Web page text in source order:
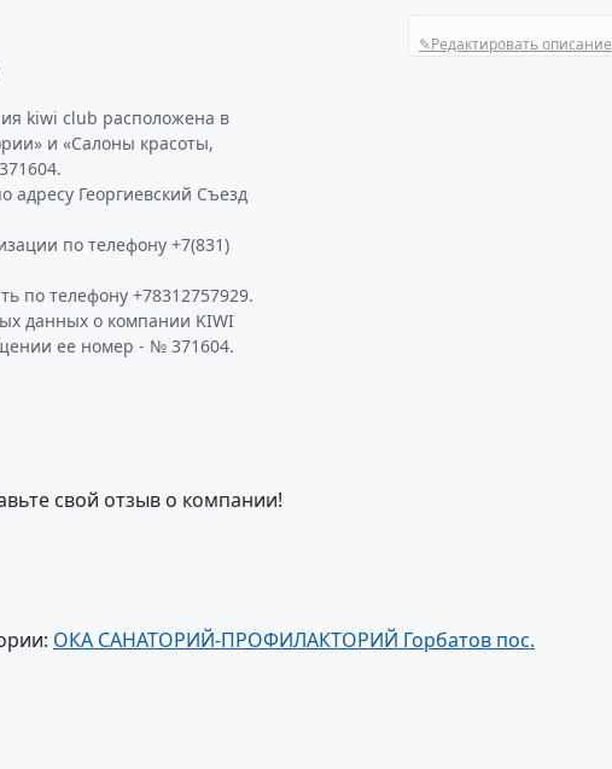
✎Редактировать описание
kiwi club расположена в
и «Салоны красоты,
адресу Георгиевский Съезд
по телефону +7(831)
по телефону +78312757929.
данных о компании KIWI
ее номер - № 371604.
свой отзыв о компании!
ОКА САНАТОРИЙ-ПРОФИЛАКТОРИЙ Горбатов пос.